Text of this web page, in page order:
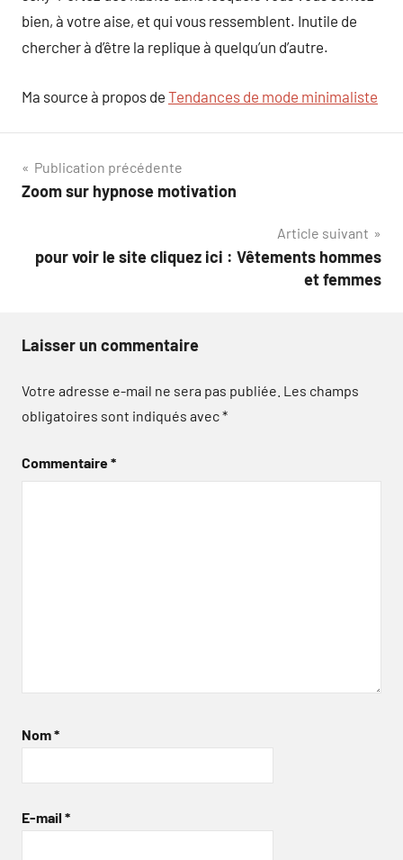
bien, à votre aise, et qui vous ressemblent. Inutile de
chercher à d’être la replique à quelqu’un d’autre.
Ma source à propos de Tendances de mode minimaliste
Navigation
de
Publication précédente
Zoom sur hypnose motivation
Article suivant
pour voir le site cliquez ici : Vêtements hommes
et femmes
Laisser un commentaire
Votre adresse e-mail ne sera pas publiée. Les champs
obligatoires sont indiqués avec*
Commentaire*
Nom*
E-mail *